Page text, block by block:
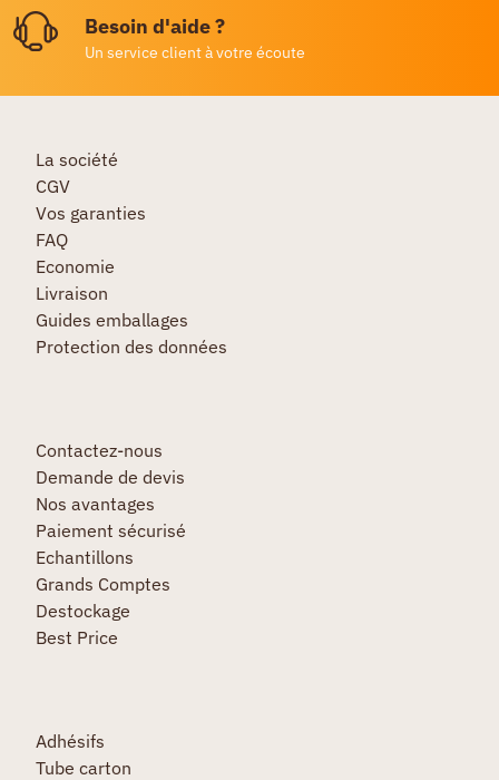
Besoin d'aide ?
Un service client à votre écoute
La société
CGV
Vos garanties
FAQ
Economie
Livraison
Guides emballages
Protection des données
Contactez-nous
Demande de devis
Nos avantages
Paiement sécurisé
Echantillons
Grands Comptes
Destockage
Best Price
Adhésifs
Tube carton